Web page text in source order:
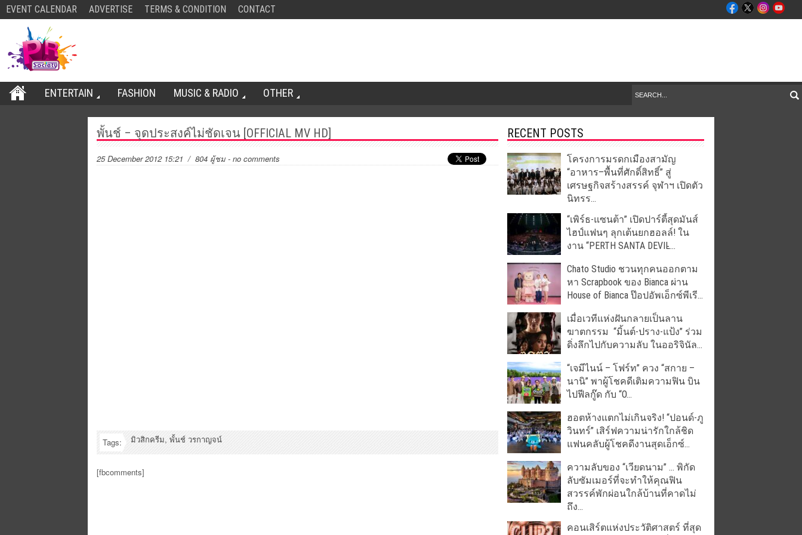
EVENT CALENDAR ADVERTISE TERMS & CONDITION CONTACT
ENTERTAIN FASHION MUSIC & RADIO OTHER
พั้นช์ – จุดประสงค์ไม่ชัดเจน [OFFICIAL MV HD]
25 December 2012 15:21 / 804 ผู้ชม - no comments
Tags: มิวสิกครีม, พั้นช์ วรกาญจน์
[fbcomments]
RECENT POSTS
โครงการมรดกเมืองสามัญ
“อาหาร–พื้นที่ศักดิ์สิทธิ์” สู่
เศรษฐกิจสร้างสรรค์ จุฬาฯ เปิดตัว
นิทรร...
“เพิร์ธ-แซนต้า” เปิดปาร์ตี้สุดมันส์
ไฮป์แฟนๆ ลุกเต้นยกฮอลล์! ใน
งาน “PERTH SANTA DEVIL̵...
Chato Studio ชวนทุกคนออกตาม
หา Scrapbook ของ Bianca ผ่าน
House of Bianca ป๊อปอัพเอ็กซ์พีเรี...
เมื่อเวทีแห่งฝันกลายเป็นลาน
ฆาตกรรม “มิ้นต์-ปราง-แป้ง” ร่วม
ดิ่งลึกไปกับความลับ ในออริจินัล...
“เจมีไนน์ – โฟร์ท” ควง “สกาย –
นานิ” พาผู้โชคดีเติมความฟิน บิน
ไปฟีลกู๊ด กับ “O...
ฮอตห้างแตกไม่เกินจริง! “ปอนด์-ภู
วินทร์” เสิร์ฟความน่ารักใกล้ชิด
แฟนคลับผู้โชคดีงานสุดเอ็กซ์...
ความลับของ “เวียดนาม” … พิกัด
ลับซัมเมอร์ที่จะทำให้คุณฟิน
สวรรค์พักผ่อนใกล้บ้านที่คาดไม่
ถึง...
คอนเสิร์ตแห่งประวัติศาสตร์ ที่สุด